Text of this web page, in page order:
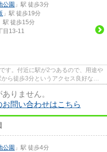
公園 」駅 徒歩3分
」駅 徒歩19分
駅 徒歩15分
目13-11
す。付近に駅が2つあるので、用途や
ら徒歩3分というアクセス良好な駅
りません。
問い合わせはこちら
公園 」駅 徒歩4分